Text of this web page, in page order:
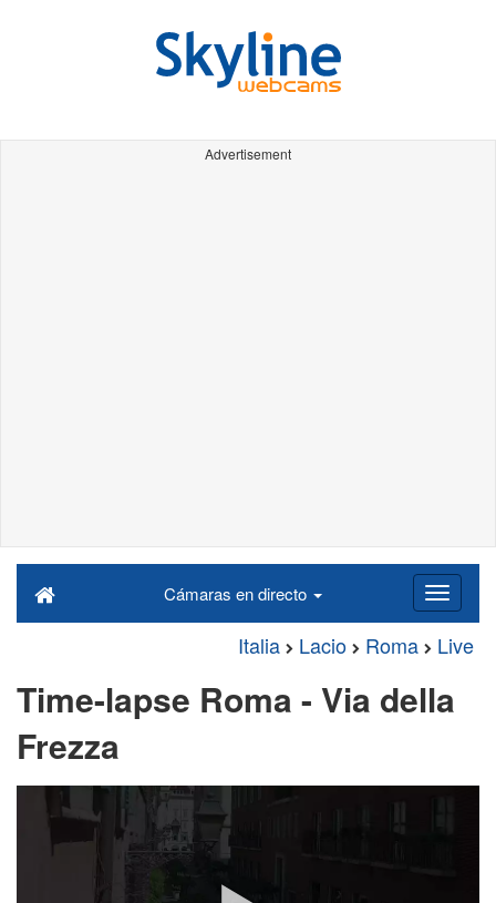
Advertisement
Cámaras en directo
Italia Lacio Roma Live
Time-lapse Roma - Via della
Frezza